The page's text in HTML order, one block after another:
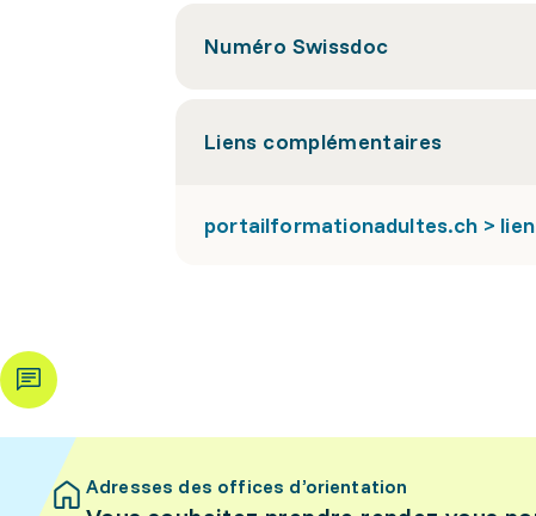
Numéro Swissdoc
Liens complémentaires
portailformationadultes.ch >
Adresses des offices d’orientation